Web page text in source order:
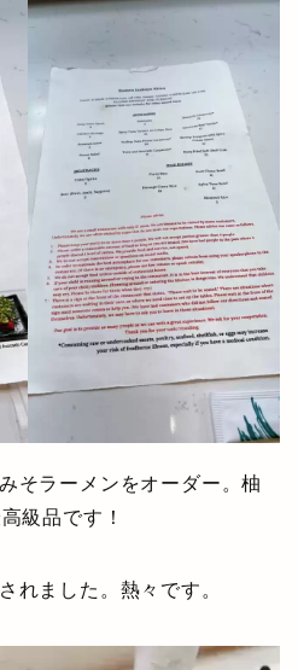
そラーメンをオーダー。柚
級品です！
れました。熱々です。